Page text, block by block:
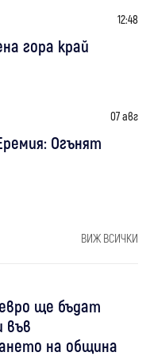
12:48
гора край
07 авг
Огънят
ВИЖ ВСИЧКИ
ще бъдат
във
на община